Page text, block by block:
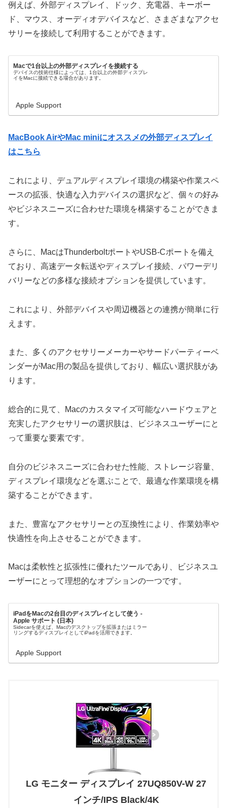
例えば、外部ディスプレイ、ドック、充電器、キーボー
ド、マウス、オーディオデバイスなど、さまざまなアクセ
サリーを接続して利用することができます。
Macで1台以上の外部ディスプレイを接続する
デバイスの技術仕様によっては、1台以上の外部ディスプレ
イをMacに接続できる場合があります。
Apple Support
MacBook AirやMac miniにオススメの外部ディスプレイ
はこちら
これにより、デュアルディスプレイ環境の構築や作業スペ
ースの拡張、快適な入力デバイスの選択など、個々の好み
やビジネスニーズに合わせた環境を構築することができま
す。
さらに、MacはThunderboltポートやUSB-Cポートを備え
ており、高速データ転送やディスプレイ接続、パワーデリ
バリーなどの多様な接続オプションを提供しています。
これにより、外部デバイスや周辺機器との連携が簡単に行
えます。
また、多くのアクセサリーメーカーやサードパーティーベ
ンダーがMac用の製品を提供しており、幅広い選択肢があ
ります。
総合的に見て、Macのカスタマイズ可能なハードウェアと
充実したアクセサリーの選択肢は、ビジネスユーザーにと
って重要な要素です。
自分のビジネスニーズに合わせた性能、ストレージ容量、
ディスプレイ環境などを選ぶことで、最適な作業環境を構
築することができます。
また、豊富なアクセサリーとの互換性により、作業効率や
快適性を向上させることができます。
Macは柔軟性と拡張性に優れたツールであり、ビジネスユ
ーザーにとって理想的なオプションの一つです。
iPadをMacの2台目のディスプレイとして使う -
Apple サポート (日本)
Sidecarを使えば、Macのデスクトップを拡張またはミラー
リングするディスプレイとしてiPadを活用できます。
Apple Support
LG モニター ディスプレイ 27UQ850V-W 27
インチ/IPS Black/4K